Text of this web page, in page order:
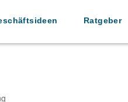
Ratgeber